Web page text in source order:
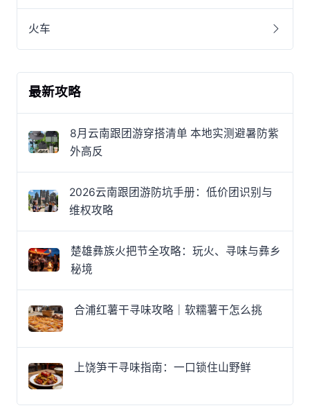
火车
最新攻略
8月云南跟团游穿搭清单 本地实测避暑防紫
外高反
2026云南跟团游防坑手册：低价团识别与
维权攻略
楚雄彝族火把节全攻略：玩火、寻味与彝乡
秘境
合浦红薯干寻味攻略｜软糯薯干怎么挑
上饶笋干寻味指南：一口锁住山野鲜